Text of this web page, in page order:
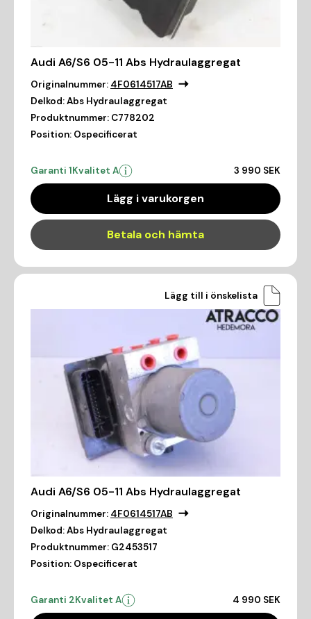
Audi A6/S6 05-11 Abs Hydraulaggregat
Originalnummer: 4F0614517AB
Delkod:Abs Hydraulaggregat
Produktnummer: C778202
Position: Ospecificerat
Garanti 1Kvalitet A 3 990 SEK
Lägg i varukorgen
Betala och hämta
Lägg till i önskelista
Audi A6/S6 05-11 Abs Hydraulaggregat
Originalnummer: 4F0614517AB
Delkod:Abs Hydraulaggregat
Produktnummer: G2453517
Position: Ospecificerat
Garanti 2Kvalitet A 4 990 SEK